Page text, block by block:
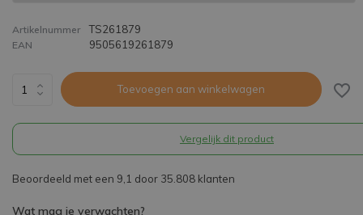
Artikelnummer TS261879
EAN 9505619261879
Toevoegen aan winkelwagen
Vergelijk dit product
Beoordeeld met een 9,1 door 35.808 klanten
Wat mag je verwachten?